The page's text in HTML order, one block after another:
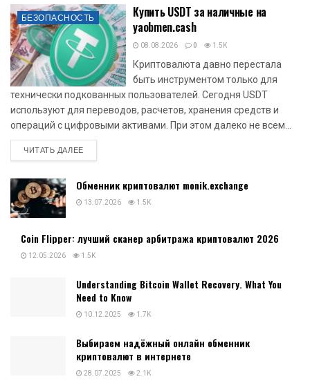
БЕЗОПАСНОСТЬ
Купить USDT за наличные на
yaobmen.cash
08.08.2026 0 1.5K
Криптовалюта давно перестала
быть инструментом только для
технически подкованных пользователей. Сегодня USDT
используют для переводов, расчетов, хранения средств и
операций с цифровыми активами. При этом далеко не всем...
ЧИТАТЬ ДАЛЕЕDETAILS
Обменник криптовалют monik.exchange
13.07.2026 1.5K
Coin Flipper: лучший сканер арбитража криптовалют 2026
12.05.2026 1.5K
Understanding Bitcoin Wallet Recovery. What You
Need to Know
10.12.2025 1.7K
Выбираем надёжный онлайн обменник
криптовалют в интернете
28.07.2025 2.1K